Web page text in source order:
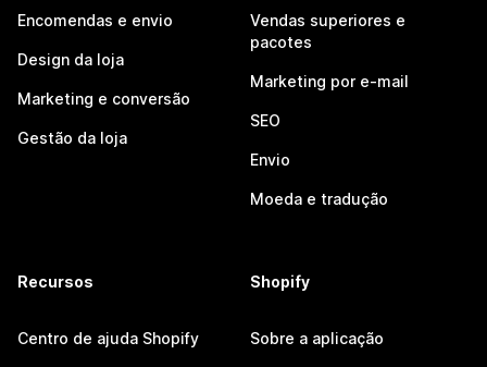
Encomendas e envio
Design da loja
Marketing e conversão
Gestão da loja
Vendas superiores e
pacotes
Marketing por e-mail
SEO
Envio
Moeda e tradução
Recursos
Centro de ajuda Shopify
Shopify
Sobre a aplicação